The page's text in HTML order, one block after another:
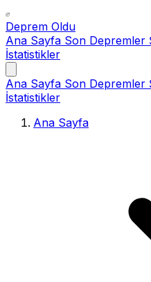
Deprem Oldu
Ana Sayfa Son Depremler
İstatistikler
Ana Sayfa Son Depremler
İstatistikler
Ana Sayfa